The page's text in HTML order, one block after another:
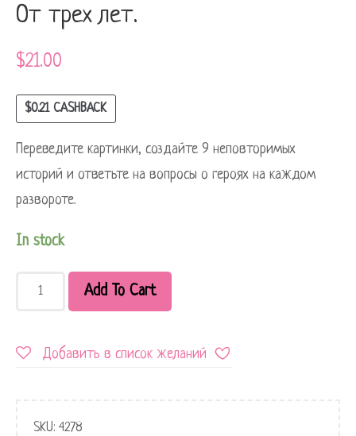
От трех лет.
$21.00
$0.21CASHBACK
Переведите картинки, создайте 9 неповторимых
историй и ответьте на вопросы о героях на каждом
развороте.
In stock
Add To Cart
Добавить в список желаний
SKU: 4278